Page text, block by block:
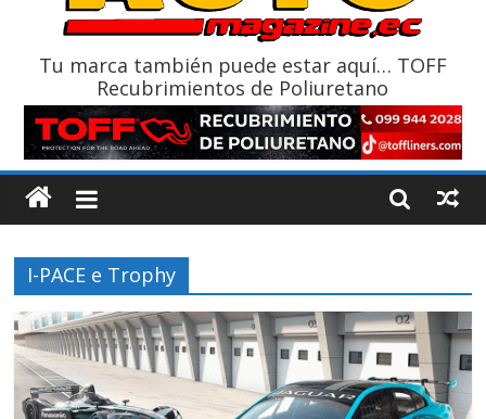
La FEDAK recibe 12 Sinotruk Bolden para cubrir las rutas de La
Tu marca también puede estar aquí… TOFF
Recubrimientos de Poliuretano
I-PACE e Trophy